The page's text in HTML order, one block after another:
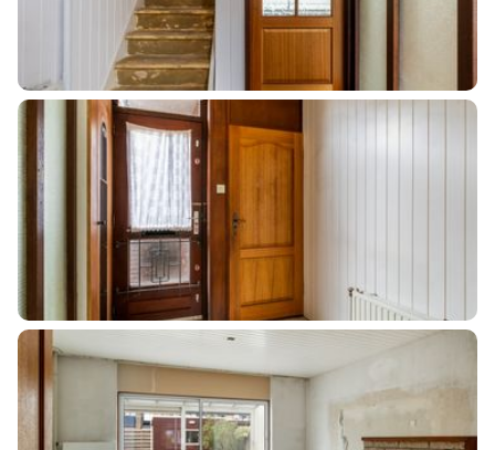
Zeist N 3626
Oppervlakte
Eigendomssituatie Volle eigendom
Perceel ZEI00-N-3626
Buitenruimte
Tuin Achtertuin, voortuin
Achtertuin 40 m²
Noordwest